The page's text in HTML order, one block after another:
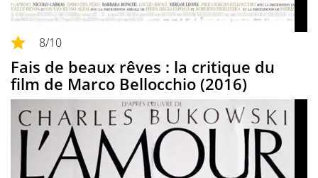
8/10
Fais de beaux rêves : la critique du
film de Marco Bellocchio (2016)